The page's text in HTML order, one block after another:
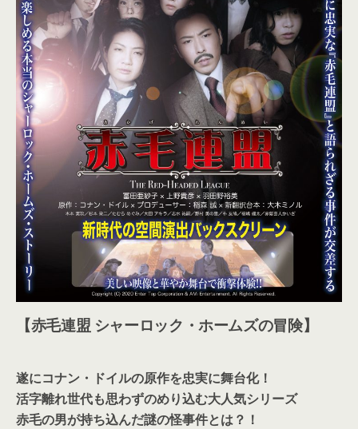
【赤毛連盟 シャーロック・ホームズの冒険】
遂にコナン・ドイルの原作を忠実に舞台化！
活字離れ世代も思わずのめり込む大人気シリーズ
赤毛の男が持ち込んだ謎の怪事件とは？！